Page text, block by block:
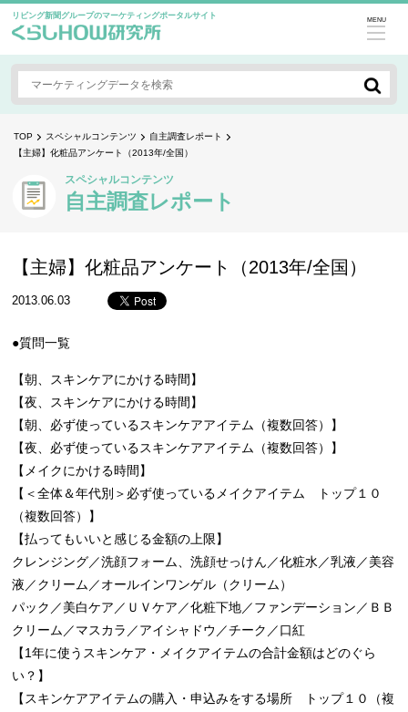
リビング新聞グループのマーケティングポータルサイト MENU
TOP スペシャルコンテンツ
自主調査レポート
【主婦】化粧品アンケート（2013年/全国）
スペシャルコンテンツ
自主調査レポート
【主婦】化粧品アンケート（2013年/全国）
2013.06.03
●質問一覧
【朝、スキンケアにかける時間】
【夜、スキンケアにかける時間】
【朝、必ず使っているスキンケアアイテム（複数回答）】
【夜、必ず使っているスキンケアアイテム（複数回答）】
【メイクにかける時間】
【＜全体＆年代別＞必ず使っているメイクアイテム トップ１０
（複数回答）】
【払ってもいいと感じる金額の上限】
クレンジング／洗顔フォーム、洗顔せっけん／化粧水／乳液／美容
液／クリーム／オールインワンゲル（クリーム）
パック／美白ケア／ＵＶケア／化粧下地／ファンデーション／ＢＢ
クリーム／マスカラ／アイシャドウ／チーク／口紅
【1年に使うスキンケア・メイクアイテムの合計金額はどのぐら
い？】
【スキンケアアイテムの購入・申込みをする場所 トップ１０（複